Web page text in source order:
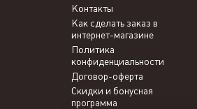
Контакты
Как сделать заказ в
интернет-магазине
Политика
конфиденциальности
Договор-оферта
Скидки и бонусная
программа